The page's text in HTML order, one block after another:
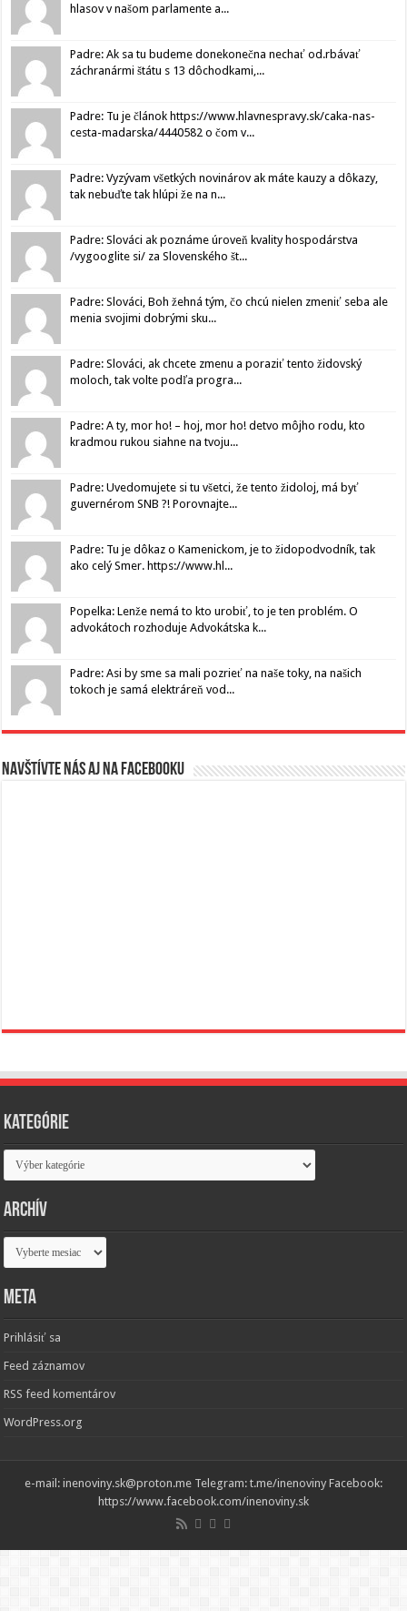
hlasov v našom parlamente a...
Padre: Ak sa tu budeme donekonečna nechať od.rbávať
záchranármi štátu s 13 dôchodkami,...
Padre: Tu je článok https://www.hlavnespravy.sk/caka-nas-
cesta-madarska/4440582 o čom v...
Padre: Vyzývam všetkých novinárov ak máte kauzy a dôkazy,
tak nebuďte tak hlúpi že na n...
Padre: Slováci ak poznáme úroveň kvality hospodárstva
/vygooglite si/ za Slovenského št...
Padre: Slováci, Boh žehná tým, čo chcú nielen zmeniť seba ale
menia svojimi dobrými sku...
Padre: Slováci, ak chcete zmenu a poraziť tento židovský
moloch, tak volte podľa progra...
Padre: A ty, mor ho! – hoj, mor ho! detvo môjho rodu, kto
kradmou rukou siahne na tvoju...
Padre: Uvedomujete si tu všetci, že tento židoloj, má byť
guvernérom SNB ?! Porovnajte...
Padre: Tu je dôkaz o Kamenickom, je to židopodvodník, tak
ako celý Smer. https://www.hl...
Popelka: Lenže nemá to kto urobiť, to je ten problém. O
advokátoch rozhoduje Advokátska k...
Padre: Asi by sme sa mali pozrieť na naše toky, na našich
tokoch je samá elektráreň vod...
Navštívte nás aj na Facebooku
Kategórie
Kategórie
Archív
Archív
Meta
Prihlásiť sa
Feed záznamov
RSS feed komentárov
WordPress.org
e-mail: inenoviny.sk@proton.me Telegram: t.me/inenoviny Facebook:
https://www.facebook.com/inenoviny.sk